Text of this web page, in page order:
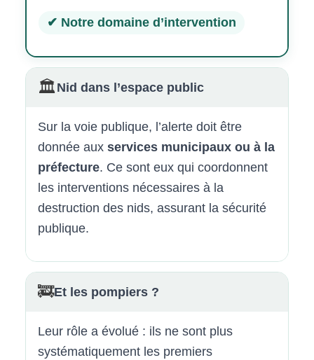
✔ Notre domaine d’intervention
🏛️ Nid dans l’espace public
Sur la voie publique, l’alerte doit être
donnée auxservices municipaux ou à la
préfecture. Ce sont eux qui coordonnent
les interventions nécessaires à la
destruction des nids, assurant la sécurité
publique.
🚒Et les pompiers ?
Leur rôle a évolué : ils ne sont plus
systématiquement les premiers